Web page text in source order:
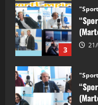
3